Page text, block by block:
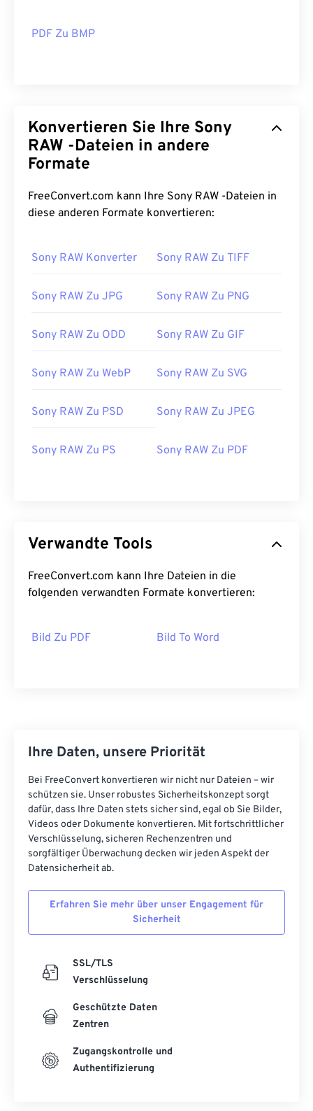
PDF Zu BMP
Konvertieren Sie Ihre Sony
RAW -Dateien in andere
Formate
FreeConvert.com kann Ihre Sony RAW -Dateien in
diese anderen Formate konvertieren:
Sony RAW Konverter Sony RAW Zu TIFF
Sony RAW Zu JPG Sony RAW Zu PNG
Sony RAW Zu ODD Sony RAW Zu GIF
Sony RAW Zu WebP Sony RAW Zu SVG
Sony RAW Zu PSD Sony RAW Zu JPEG
Sony RAW Zu PS Sony RAW Zu PDF
Verwandte Tools
FreeConvert.com kann Ihre Dateien in die
folgenden verwandten Formate konvertieren:
Bild Zu PDF Bild To Word
Ihre Daten, unsere Priorität
Bei FreeConvert konvertieren wir nicht nur Dateien – wir
schützen sie. Unser robustes Sicherheitskonzept sorgt
dafür, dass Ihre Daten stets sicher sind, egal ob Sie Bilder,
Videos oder Dokumente konvertieren. Mit fortschrittlicher
Verschlüsselung, sicheren Rechenzentren und
sorgfältiger Überwachung decken wir jeden Aspekt der
Datensicherheit ab.
Erfahren Sie mehr über unser Engagement für
Sicherheit
SSL/TLS
Verschlüsselung
Geschützte Daten
Zentren
Zugangskontrolle und
Authentifizierung